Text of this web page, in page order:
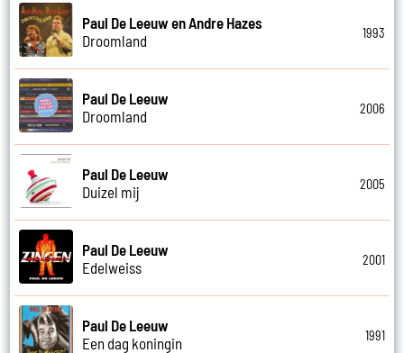
Paul De Leeuw en Andre Hazes
Droomland
1993
Paul De Leeuw
Droomland
2006
Paul De Leeuw
Duizel mij
2005
Paul De Leeuw
Edelweiss
2001
Paul De Leeuw
Een dag koningin
1991